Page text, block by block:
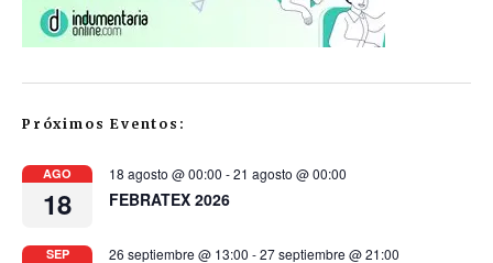
Próximos Eventos:
AGO
18
18 agosto @ 00:00 -21 agosto @ 00:00
FEBRATEX 2026
SEP 26 septiembre @ 13:00 -27 septiembre @ 21:00